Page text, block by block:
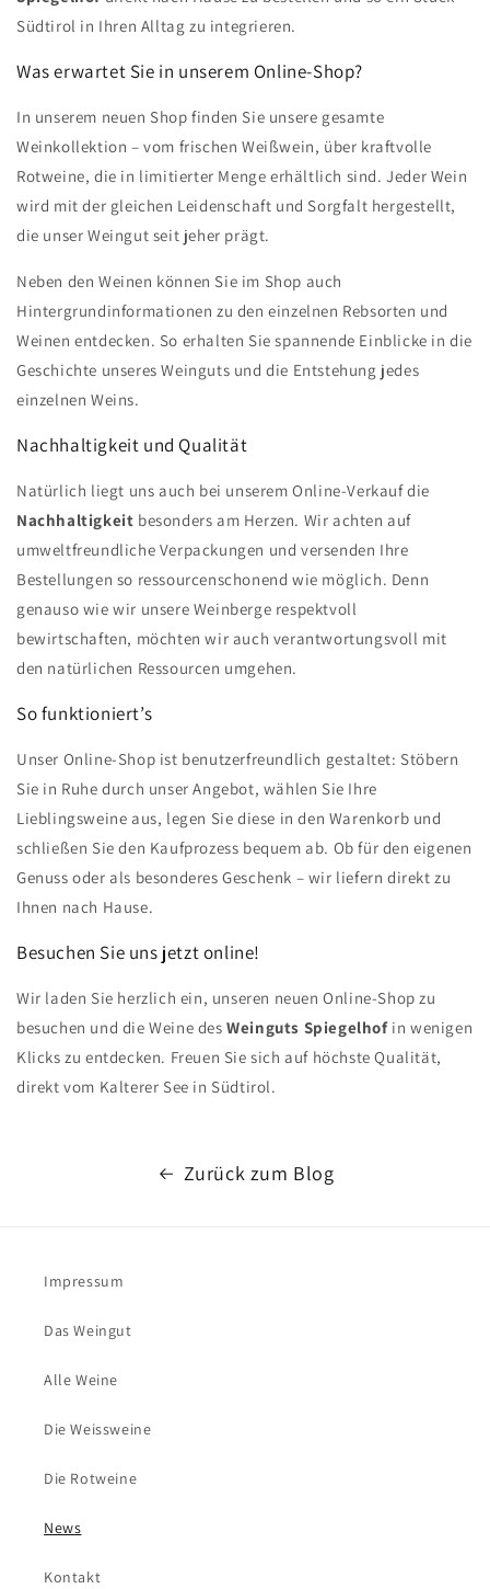
Südtirol in Ihren Alltag zu integrieren.
Was erwartet Sie in unserem Online-Shop?
In unserem neuen Shop finden Sie unsere gesamte
Weinkollektion – vom frischen Weißwein, über kraftvolle
Rotweine, die in limitierter Menge erhältlich sind. Jeder Wein
wird mit der gleichen Leidenschaft und Sorgfalt hergestellt,
die unser Weingut seit jeher prägt.
Neben den Weinen können Sie im Shop auch
Hintergrundinformationen zu den einzelnen Rebsorten und
Weinen entdecken. So erhalten Sie spannende Einblicke in die
Geschichte unseres Weinguts und die Entstehung jedes
einzelnen Weins.
Nachhaltigkeit und Qualität
Natürlich liegt uns auch bei unserem Online-Verkauf die
Nachhaltigkeit besonders am Herzen. Wir achten auf
umweltfreundliche Verpackungen und versenden Ihre
Bestellungen so ressourcenschonend wie möglich. Denn
genauso wie wir unsere Weinberge respektvoll
bewirtschaften, möchten wir auch verantwortungsvoll mit
den natürlichen Ressourcen umgehen.
So funktioniert’s
Unser Online-Shop ist benutzerfreundlich gestaltet: Stöbern
Sie in Ruhe durch unser Angebot, wählen Sie Ihre
Lieblingsweine aus, legen Sie diese in den Warenkorb und
schließen Sie den Kaufprozess bequem ab. Ob für den eigenen
Genuss oder als besonderes Geschenk – wir liefern direkt zu
Ihnen nach Hause.
Besuchen Sie uns jetzt online!
Wir laden Sie herzlich ein, unseren neuen Online-Shop zu
besuchen und die Weine desWeinguts Spiegelhofin wenigen
Klicks zu entdecken. Freuen Sie sich auf höchste Qualität,
direkt vom Kalterer See in Südtirol.
Zurück zum Blog
Impressum
Das Weingut
Alle Weine
Die Weissweine
Die Rotweine
News
Kontakt